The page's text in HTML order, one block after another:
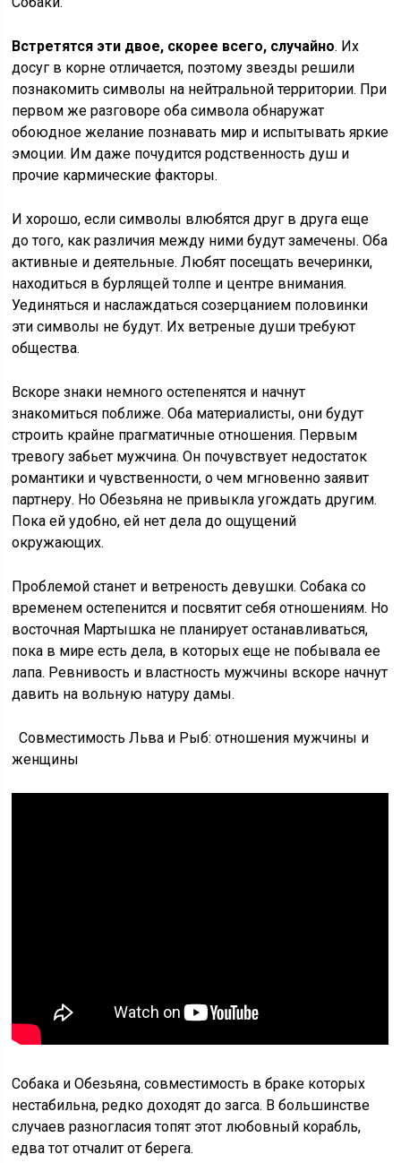
Встретятся эти двое, скорее всего, случайно. Их
досуг в корне отличается, поэтому звезды решили
познакомить символы на нейтральной территории. При
первом же разговоре оба символа обнаружат
обоюдное желание познавать мир и испытывать яркие
эмоции. Им даже почудится родственность душ и
прочие кармические факторы.
И хорошо, если символы влюбятся друг в друга еще
до того, как различия между ними будут замечены. Оба
активные и деятельные. Любят посещать вечеринки,
находиться в бурлящей толпе и центре внимания.
Уединяться и наслаждаться созерцанием половинки
эти символы не будут. Их ветреные души требуют
общества.
Вскоре знаки немного остепенятся и начнут
знакомиться поближе. Оба материалисты, они будут
строить крайне прагматичные отношения. Первым
тревогу забьет мужчина. Он почувствует недостаток
романтики и чувственности, о чем мгновенно заявит
партнеру. Но Обезьяна не привыкла угождать другим.
Пока ей удобно, ей нет дела до ощущений
окружающих.
Проблемой станет и ветреность девушки. Собака со
временем остепенится и посвятит себя отношениям. Но
восточная Мартышка не планирует останавливаться,
пока в мире есть дела, в которых еще не побывала ее
лапа. Ревнивость и властность мужчины вскоре начнут
давить на вольную натуру дамы.
Совместимость Льва и Рыб: отношения мужчины и
женщины
Собака и Обезьяна, совместимость в браке которых
нестабильна, редко доходят до загса. В большинстве
случаев разногласия топят этот любовный корабль,
едва тот отчалит от берега.